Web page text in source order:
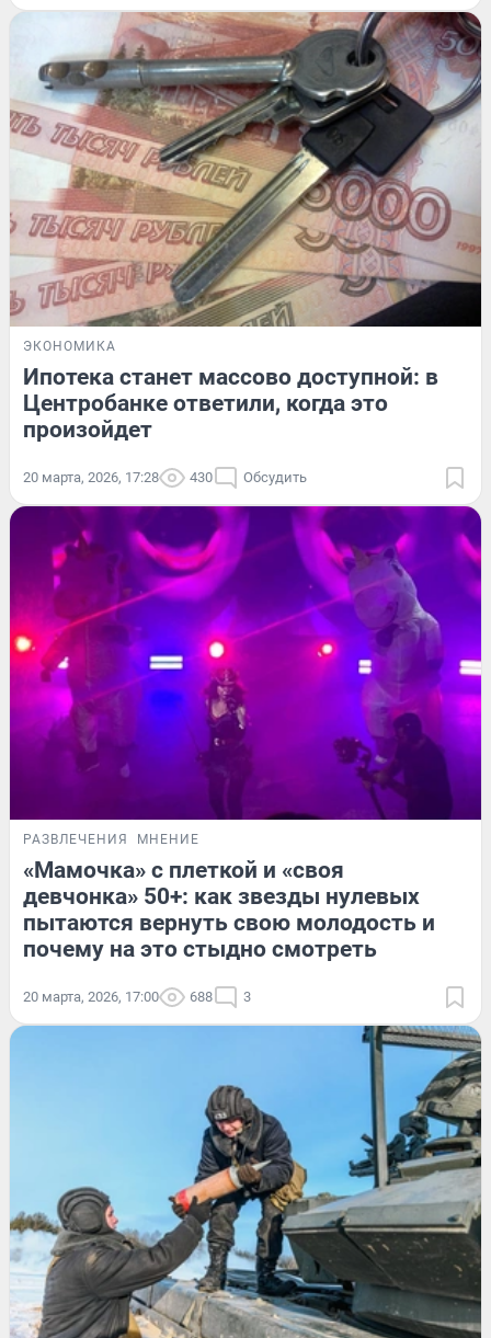
ЭКОНОМИКА
Ипотека станет массово доступной: в
Центробанке ответили, когда это
произойдет
20 марта, 2026, 17:28 430 Обсудить
РАЗВЛЕЧЕНИЯ МНЕНИЕ
«Мамочка» с плеткой и «своя
девчонка» 50+: как звезды нулевых
пытаются вернуть свою молодость и
почему на это стыдно смотреть
20 марта, 2026, 17:00 688 3